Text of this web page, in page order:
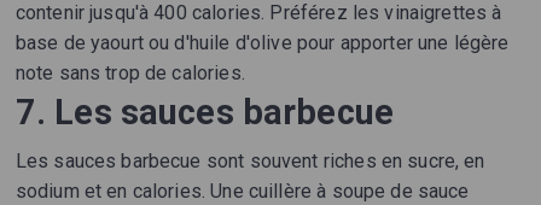
contenir jusqu'à 400 calories. Préférez les vinaigrettes à
base de yaourt ou d'huile d'olive pour apporter une légère
note sans trop de calories.
7. Les sauces barbecue
Les sauces barbecue sont souvent riches en sucre, en
sodium et en calories. Une cuillère à soupe de sauce